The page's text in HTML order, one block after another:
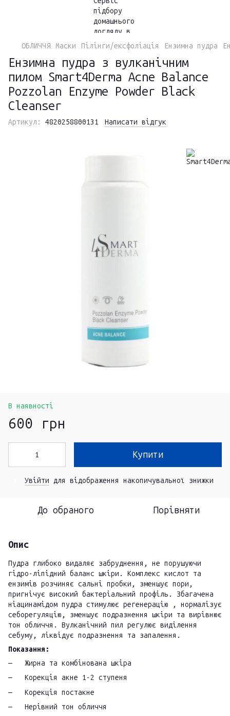
ОБЛИЧЧЯ Маски Пілінги/ексфоліація Ензимна пудра
Ензимна пудра з вулканічним
пилом Smart4Derma Acne Balance
Pozzolan Enzyme Powder Black
Cleanser
Артикул: 4820258800131 Написати відгук
В наявності
600 грн
Купити
Увійти для відображення накопичувальної знижки
До обраного Порівняти
Опис
Пудра глибоко видаляє забруднення, не порушуючи
гідро-ліпідний баланс шкіри. Комплекс кислот та
ензимів розчиняє сальні пробки, зменшує пори,
пригнічує високий бактеріальний профіль. Збагачена
ніацинамідом пудра стимулює регенерацію , нормалізує
себорегуляцію, зменшує подразнення шкіри та вирівнює
тон обличчя. Вулканічний пил регулює виділення
себуму, ліквідує подразнення та запалення.
Показання:
Жирна та комбінована шкіра
Корекція акне 1-2 ступеня
Корекція постакне
Нерівний тон обличчя